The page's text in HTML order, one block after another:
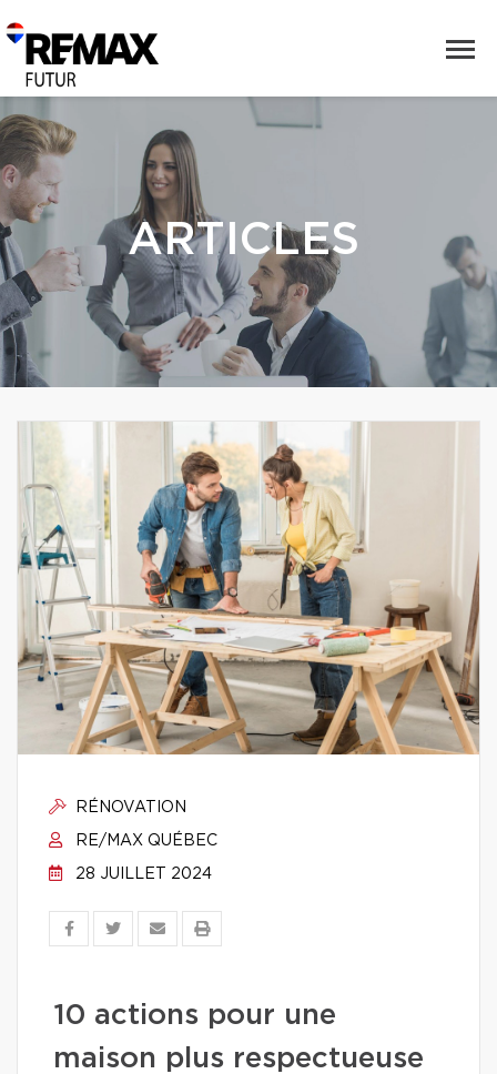
ARTICLES
RÉNOVATION
RE/MAX QUÉBEC
28 JUILLET 2024
10 actions pour une
maison plus respectueuse